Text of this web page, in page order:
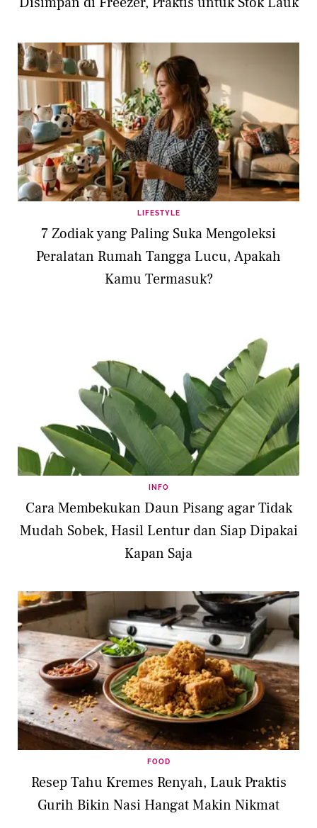
LIFESTYLE
7 Zodiak yang Paling Suka Mengoleksi
Peralatan Rumah Tangga Lucu, Apakah
Kamu Termasuk?
INFO
Cara Membekukan Daun Pisang agar Tidak
Mudah Sobek, Hasil Lentur dan Siap Dipakai
Kapan Saja
FOOD
Resep Tahu Kremes Renyah, Lauk Praktis
Gurih Bikin Nasi Hangat Makin Nikmat